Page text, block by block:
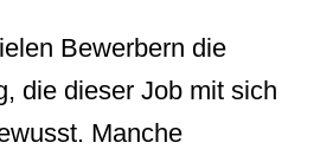
Bewerbern die
die dieser Job mit sich
Manche